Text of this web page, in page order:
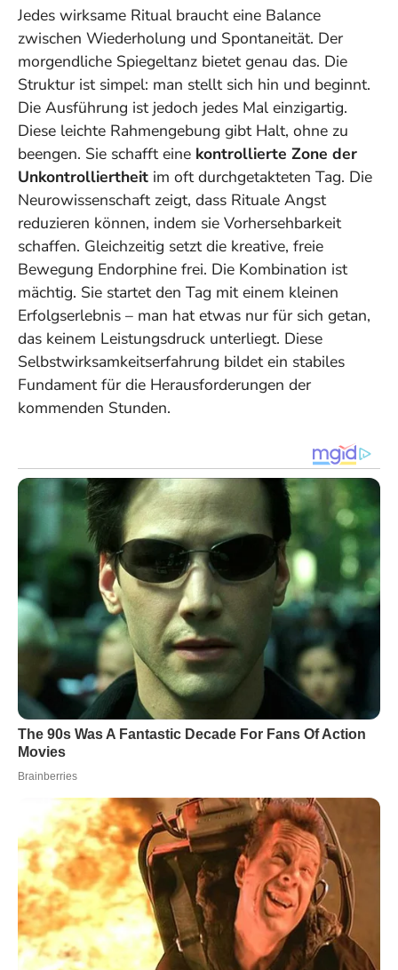
Jedes wirksame Ritual braucht eine Balance
zwischen Wiederholung und Spontaneität. Der
morgendliche Spiegeltanz bietet genau das. Die
Struktur ist simpel: man stellt sich hin und beginnt.
Die Ausführung ist jedoch jedes Mal einzigartig.
Diese leichte Rahmengebung gibt Halt, ohne zu
beengen. Sie schafft eine kontrollierte Zone der
Unkontrolliertheit im oft durchgetakteten Tag. Die
Neurowissenschaft zeigt, dass Rituale Angst
reduzieren können, indem sie Vorhersehbarkeit
schaffen. Gleichzeitig setzt die kreative, freie
Bewegung Endorphine frei. Die Kombination ist
mächtig. Sie startet den Tag mit einem kleinen
Erfolgserlebnis – man hat etwas nur für sich getan,
das keinem Leistungsdruck unterliegt. Diese
Selbstwirksamkeitserfahrung bildet ein stabiles
Fundament für die Herausforderungen der
kommenden Stunden.